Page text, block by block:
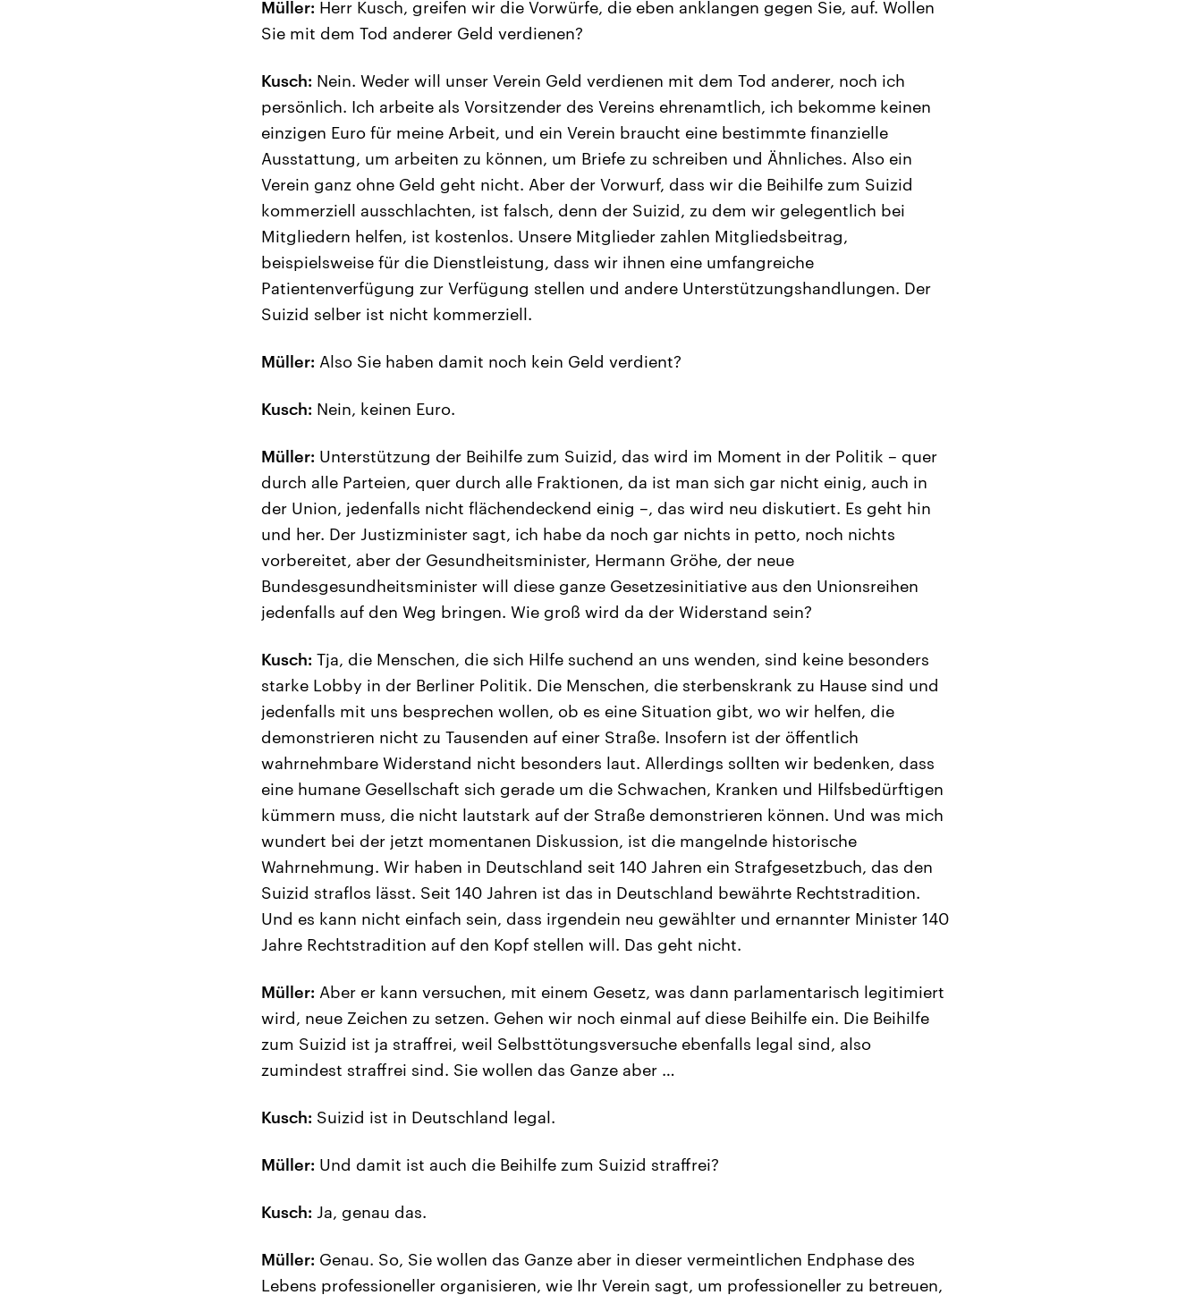
Müller: Herr Kusch, greifen wir die Vorwürfe, die eben anklangen gegen Sie, auf. Wollen
Sie mit dem Tod anderer Geld verdienen?
Kusch: Nein. Weder will unser Verein Geld verdienen mit dem Tod anderer, noch ich
persönlich. Ich arbeite als Vorsitzender des Vereins ehrenamtlich, ich bekomme keinen
einzigen Euro für meine Arbeit, und ein Verein braucht eine bestimmte finanzielle
Ausstattung, um arbeiten zu können, um Briefe zu schreiben und Ähnliches. Also ein
Verein ganz ohne Geld geht nicht. Aber der Vorwurf, dass wir die Beihilfe zum Suizid
kommerziell ausschlachten, ist falsch, denn der Suizid, zu dem wir gelegentlich bei
Mitgliedern helfen, ist kostenlos. Unsere Mitglieder zahlen Mitgliedsbeitrag,
beispielsweise für die Dienstleistung, dass wir ihnen eine umfangreiche
Patientenverfügung zur Verfügung stellen und andere Unterstützungshandlungen. Der
Suizid selber ist nicht kommerziell.
Müller: Also Sie haben damit noch kein Geld verdient?
Kusch: Nein, keinen Euro.
Müller: Unterstützung der Beihilfe zum Suizid, das wird im Moment in der Politik – quer
durch alle Parteien, quer durch alle Fraktionen, da ist man sich gar nicht einig, auch in
der Union, jedenfalls nicht flächendeckend einig –, das wird neu diskutiert. Es geht hin
und her. Der Justizminister sagt, ich habe da noch gar nichts in petto, noch nichts
vorbereitet, aber der Gesundheitsminister, Hermann Gröhe, der neue
Bundesgesundheitsminister will diese ganze Gesetzesinitiative aus den Unionsreihen
jedenfalls auf den Weg bringen. Wie groß wird da der Widerstand sein?
Kusch: Tja, die Menschen, die sich Hilfe suchend an uns wenden, sind keine besonders
starke Lobby in der Berliner Politik. Die Menschen, die sterbenskrank zu Hause sind und
jedenfalls mit uns besprechen wollen, ob es eine Situation gibt, wo wir helfen, die
demonstrieren nicht zu Tausenden auf einer Straße. Insofern ist der öffentlich
wahrnehmbare Widerstand nicht besonders laut. Allerdings sollten wir bedenken, dass
eine humane Gesellschaft sich gerade um die Schwachen, Kranken und Hilfsbedürftigen
kümmern muss, die nicht lautstark auf der Straße demonstrieren können. Und was mich
wundert bei der jetzt momentanen Diskussion, ist die mangelnde historische
Wahrnehmung. Wir haben in Deutschland seit 140 Jahren ein Strafgesetzbuch, das den
Suizid straflos lässt. Seit 140 Jahren ist das in Deutschland bewährte Rechtstradition.
Und es kann nicht einfach sein, dass irgendein neu gewählter und ernannter Minister 140
Jahre Rechtstradition auf den Kopf stellen will. Das geht nicht.
Müller: Aber er kann versuchen, mit einem Gesetz, was dann parlamentarisch legitimiert
wird, neue Zeichen zu setzen. Gehen wir noch einmal auf diese Beihilfe ein. Die Beihilfe
zum Suizid ist ja straffrei, weil Selbsttötungsversuche ebenfalls legal sind, also
zumindest straffrei sind. Sie wollen das Ganze aber …
Kusch: Suizid ist in Deutschland legal.
Müller: Und damit ist auch die Beihilfe zum Suizid straffrei?
Kusch: Ja, genau das.
Müller: Genau. So, Sie wollen das Ganze aber in dieser vermeintlichen Endphase des
Lebens professioneller organisieren, wie Ihr Verein sagt, um professioneller zu betreuen,